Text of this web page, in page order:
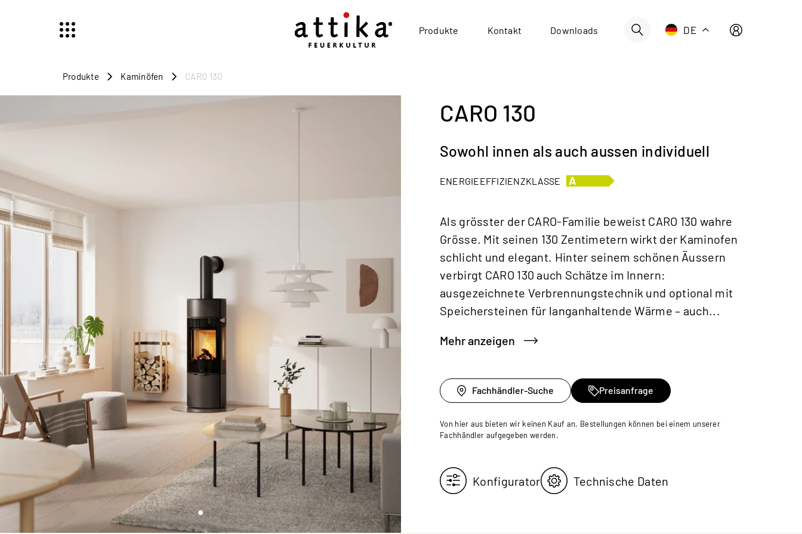
Schweiz | Deutsch
France | français
Frankreich | Deutsch
Italien | Deutsch
Global | english
Produkte Kontakt Downloads DE
Produkte Kaminöfen CARO 130
CARO 130
Sowohl innen als auch aussen individuell
ENERGIEEFFIZIENZKLASSE
Als grösster der CARO-Familie beweist CARO 130 wahre
Grösse. Mit seinen 130 Zentimetern wirkt der Kaminofen
schlicht und elegant. Hinter seinem schönen Äussern
verbirgt CARO 130 auch Schätze im Innern:
ausgezeichnete Verbrennungstechnik und optional mit
Speichersteinen für langanhaltende Wärme – auch...
Mehr anzeigen
Fachhändler-Suche Preisanfrage
Von hier aus bieten wir keinen Kauf an. Bestellungen können bei einem unserer
Fachhändler aufgegeben werden.
Konfigurator Technische Daten